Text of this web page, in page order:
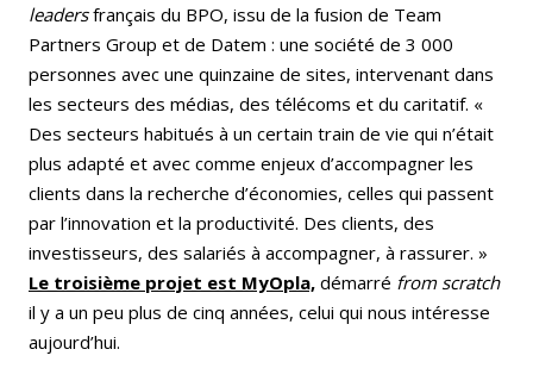
leadersfrançais du BPO, issu de la fusion de Team
Partners Group et de Datem : une société de 3 000
personnes avec une quinzaine de sites, intervenant dans
les secteurs des médias, des télécoms et du caritatif. «
Des secteurs habitués à un certain train de vie qui n’était
plus adapté et avec comme enjeux d’accompagner les
clients dans la recherche d’économies, celles qui passent
par l’innovation et la productivité. Des clients, des
investisseurs, des salariés à accompagner, à rassurer. »
Le troisième projet est MyOpla, démarré from scratch
il y a un peu plus de cinq années, celui qui nous intéresse
aujourd’hui.